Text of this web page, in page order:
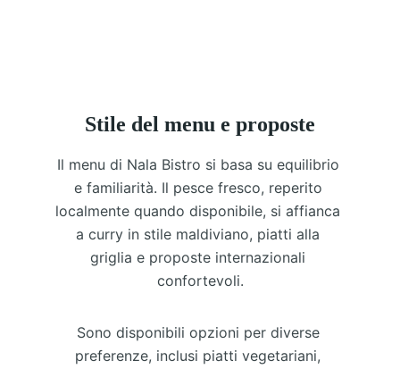
Stile del menu e proposte
Il menu di Nala Bistro si basa su equilibrio
e familiarità. Il pesce fresco, reperito
localmente quando disponibile, si affianca
a curry in stile maldiviano, piatti alla
griglia e proposte internazionali
confortevoli.
Sono disponibili opzioni per diverse
preferenze, inclusi piatti vegetariani,